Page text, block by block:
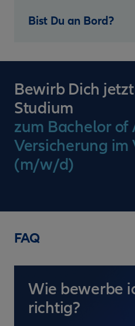
Bist Du an Bord?
Bewirb Dich
Studium
zum Bachelor of
Versicherung im
(m/w/d)
FAQ
Wie bewerbe
richtig?